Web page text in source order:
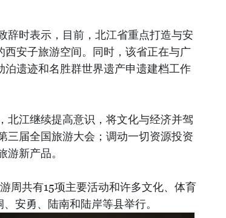
辞时表示，目前，北江省重点打造与安
西安子旅游空间。同时，该省正在与广
遗迹和名胜群世界遗产申遗建档工作
北江继续提高意识，将文化与经济并驾
三届全国旅游大会；调动一切资源投资
新产品。
周共有15项主要活动和许多文化、体育
安勇、陆南和陆岸等县举行。